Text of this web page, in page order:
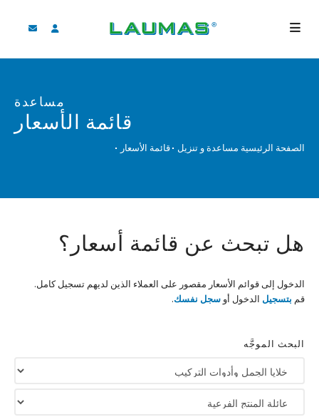
المنتجات
الخدمات
مساعدة
قائمة الأسعار
الصفحة الرئيسية مساعدة و تنزيل قائمة الأسعار
هل تبحث عن قائمة أسعار؟
الدخول إلى قوائم الأسعار مقصور على العملاء الذين لديهم تسجيل كامل.
قم بتسجيل الدخول أو سجل نفسك.
البحث الموجَّه